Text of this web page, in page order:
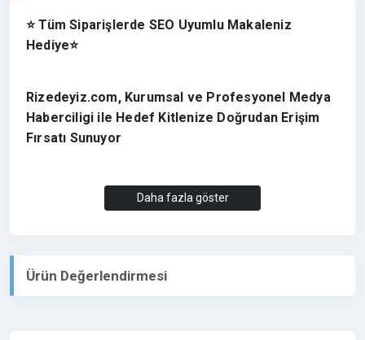
⭐ Tüm Siparişlerde SEO Uyumlu Makaleniz
Hediye⭐
Rizedeyiz.com, Kurumsal ve Profesyonel Medya
Haberciligi ile Hedef Kitlenize Doğrudan Erişim
Fırsatı Sunuyor
Rize ve Türkiye’de geniş okuyucu kitlesine sahip, en
güncel gelişmeleri ve son dakika haberleri uzman
çarpıcı haberleri ile bölgede ziyaretçi trafigi elde
Daha fazla göster
Ürün Değerlendirmesi